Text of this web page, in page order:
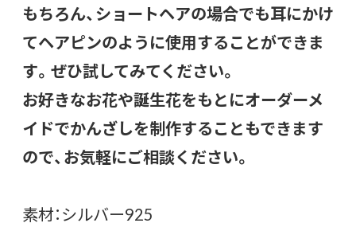
もちろん、ショートヘアの場合でも耳にかけ
てヘアピンのように使用することができま
す。ぜひ試してみてください。
お好きなお花や誕生花をもとにオーダーメ
イドでかんざしを制作することもできます
ので、お気軽にご相談ください。
素材：シルバー925